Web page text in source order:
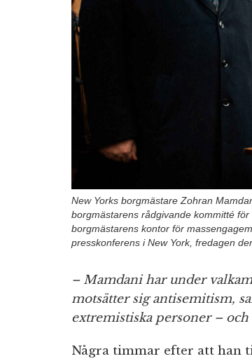
New Yorks borgmästare Zohran
borgmästarens rådgivande kommitté
borgmästarens kontor för
presskonferens i New York, fredagen
– Mamdani har under
motsätter sig antisemitism,
extremistiska personer – och
Några timmar efter att han